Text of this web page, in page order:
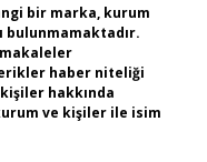
bir marka, kurum
bulunmamaktadır.
makaleler
haber niteliği
hakkında
ve kişiler ile isim